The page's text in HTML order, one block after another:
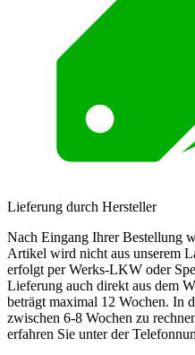
Lieferung durch Hersteller
Nach Eingang Ihrer Bestellung
Artikel wird nicht aus unserem
erfolgt per Werks-LKW oder
Lieferung auch direkt aus dem
beträgt maximal 12 Wochen. In
zwischen 6-8 Wochen zu
erfahren Sie unter der